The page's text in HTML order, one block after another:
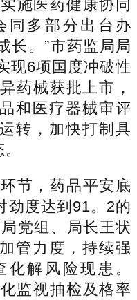
医药健康协同
同多部分出台办
长。”市药监局局
现6项国度冲破性
药械获批上市，
和医疗器械审评
转，加快打制具
，药品平安底
劲度达到91。2的
党组、局长王状
管力度，持续强
解风险现患。
监视抽检及格率